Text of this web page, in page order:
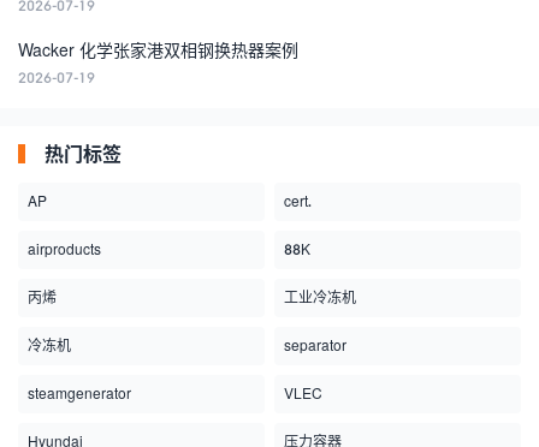
2026-07-19
Wacker 化学张家港双相钢换热器案例
2026-07-19
热门标签
AP cert.
airproducts 88K
丙烯 工业冷冻机
冷冻机 separator
steamgenerator VLEC
Hyundai 压力容器